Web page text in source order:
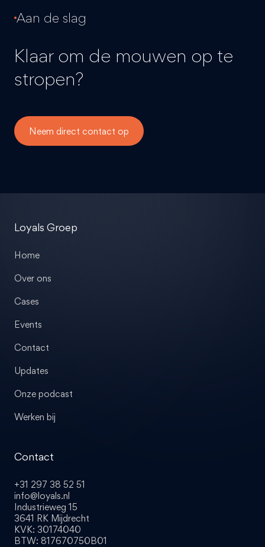
Aan de slag
Klaar om de mouwen op te
stropen?
Neem direct contact op
Loyals Groep
Home
Over ons
Cases
Events
Contact
Updates
Onze podcast
Werken bij
Contact
+31 297 38 52 51
info@loyals.nl
Industrieweg 15
3641 RK Mijdrecht
KVK: 30174040
BTW: 817670750B01